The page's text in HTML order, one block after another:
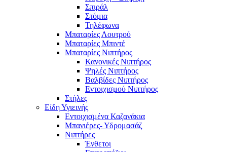
Σπιράλ
Στόμια
Τηλέφωνα
Μπαταρίες Λουτρού
Μπαταρίες Μπιντέ
Μπαταρίες Νιπτήρος
Κανονικές Νιπτήρος
Ψηλές Νιπτήρος
Βαλβίδες Νιπτήρος
Εντοιχισμού Νιπτήρος
Στήλες
Είδη Υγιεινής
Εντοιχισμένα Καζανάκια
Μπανιέρες- Υδρομασάζ
Νιπτήρες
Ένθετοι